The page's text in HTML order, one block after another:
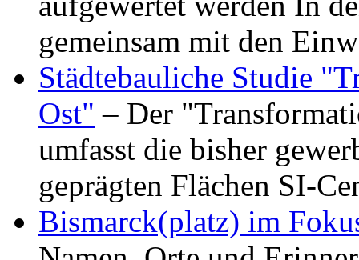
gemeinsam mit den
Städtebauliche Studie
Ost" – Der
umfasst die bisher
geprägten Flächen SI-
Bismarck(platz) im